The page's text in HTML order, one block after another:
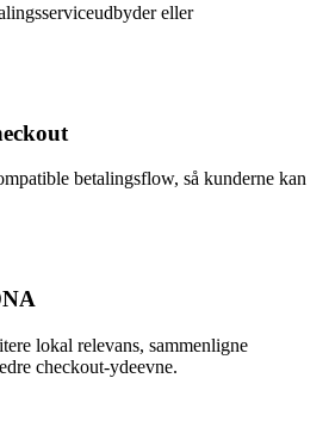
eller
betalingsflow, så kunderne kan
lokal relevans, sammenligne
checkout-ydeevne.